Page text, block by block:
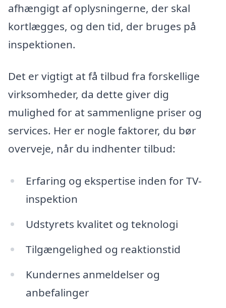
afhængigt af oplysningerne, der skal
kortlægges, og den tid, der bruges på
inspektionen.
Det er vigtigt at få tilbud fra forskellige
virksomheder, da dette giver dig
mulighed for at sammenligne priser og
services. Her er nogle faktorer, du bør
overveje, når du indhenter tilbud:
Erfaring og ekspertise inden for TV-
inspektion
Udstyrets kvalitet og teknologi
Tilgængelighed og reaktionstid
Kundernes anmeldelser og
anbefalinger